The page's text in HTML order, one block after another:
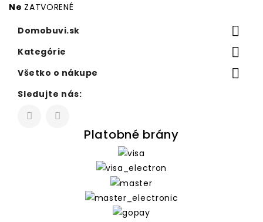
Ne ZATVORENÉ
Domobuvi.sk

Kategórie 
Všetko o nákupe 
Sledujte nás:
Platobné brány